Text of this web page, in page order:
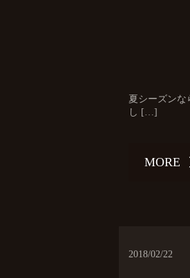
夏シーズンな
し […]
MORE
2018/02/22